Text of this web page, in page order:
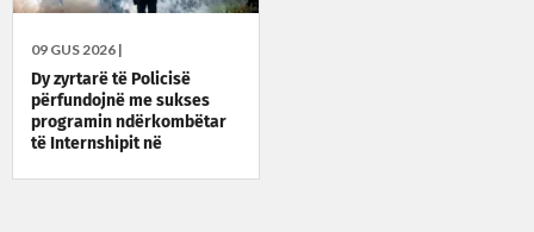
09 GUS 2026 |
Dy zyrtarë të Policisë
përfundojnë me sukses
programin ndërkombëtar
të Internshipit në